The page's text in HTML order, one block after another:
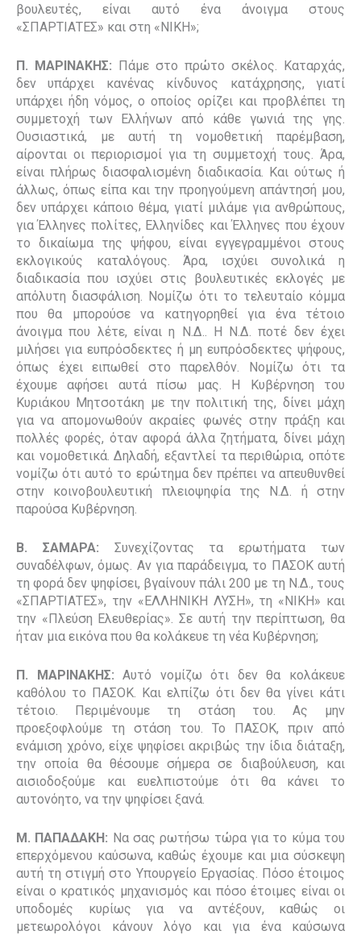
βουλευτές, είναι αυτό ένα άνοιγμα στους
«ΣΠΑΡΤΙΑΤΕΣ» και στη «ΝΙΚΗ»;
Π. ΜΑΡΙΝΑΚΗΣ: Πάμε στο πρώτο σκέλος. Καταρχάς,
δεν υπάρχει κανένας κίνδυνος κατάχρησης, γιατί
υπάρχει ήδη νόμος, ο οποίος ορίζει και προβλέπει τη
συμμετοχή των Ελλήνων από κάθε γωνιά της γης.
Ουσιαστικά, με αυτή τη νομοθετική παρέμβαση,
αίρονται οι περιορισμοί για τη συμμετοχή τους. Άρα,
είναι πλήρως διασφαλισμένη διαδικασία. Και ούτως ή
άλλως, όπως είπα και την προηγούμενη απάντησή μου,
δεν υπάρχει κάποιο θέμα, γιατί μιλάμε για ανθρώπους,
για Έλληνες πολίτες, Ελληνίδες και Έλληνες που έχουν
το δικαίωμα της ψήφου, είναι εγγεγραμμένοι στους
εκλογικούς καταλόγους. Άρα, ισχύει συνολικά η
διαδικασία που ισχύει στις βουλευτικές εκλογές με
απόλυτη διασφάλιση. Νομίζω ότι το τελευταίο κόμμα
που θα μπορούσε να κατηγορηθεί για ένα τέτοιο
άνοιγμα που λέτε, είναι η Ν.Δ.. Η Ν.Δ. ποτέ δεν έχει
μιλήσει για ευπρόσδεκτες ή μη ευπρόσδεκτες ψήφους,
όπως έχει ειπωθεί στο παρελθόν. Νομίζω ότι τα
έχουμε αφήσει αυτά πίσω μας. Η Κυβέρνηση του
Κυριάκου Μητσοτάκη με την πολιτική της, δίνει μάχη
για να απομονωθούν ακραίες φωνές στην πράξη και
πολλές φορές, όταν αφορά άλλα ζητήματα, δίνει μάχη
και νομοθετικά. Δηλαδή, εξαντλεί τα περιθώρια, οπότε
νομίζω ότι αυτό το ερώτημα δεν πρέπει να απευθυνθεί
στην κοινοβουλευτική πλειοψηφία της Ν.Δ. ή στην
παρούσα Κυβέρνηση.
Β. ΣΑΜΑΡΑ: Συνεχίζοντας τα ερωτήματα των
συναδέλφων, όμως. Αν για παράδειγμα, το ΠΑΣΟΚ αυτή
τη φορά δεν ψηφίσει, βγαίνουν πάλι 200 με τη Ν.Δ., τους
«ΣΠΑΡΤΙΑΤΕΣ», την «ΕΛΛΗΝΙΚΗ ΛΥΣΗ», τη «ΝΙΚΗ» και
την «Πλεύση Ελευθερίας». Σε αυτή την περίπτωση, θα
ήταν μια εικόνα που θα κολάκευε τη νέα Κυβέρνηση;
Π. ΜΑΡΙΝΑΚΗΣ:Αυτό νομίζω ότι δεν θα κολάκευε
καθόλου το ΠΑΣΟΚ. Και ελπίζω ότι δεν θα γίνει κάτι
τέτοιο. Περιμένουμε τη στάση του. Ας μην
προεξοφλούμε τη στάση του. Το ΠΑΣΟΚ, πριν από
ενάμιση χρόνο, είχε ψηφίσει ακριβώς την ίδια διάταξη,
την οποία θα θέσουμε σήμερα σε διαβούλευση, και
αισιοδοξούμε και ευελπιστούμε ότι θα κάνει το
αυτονόητο, να την ψηφίσει ξανά.
Μ. ΠΑΠΑΔΑΚΗ: Να σας ρωτήσω τώρα για το κύμα του
επερχόμενου καύσωνα, καθώς έχουμε και μια σύσκεψη
αυτή τη στιγμή στο Υπουργείο Εργασίας. Πόσο έτοιμος
είναι ο κρατικός μηχανισμός και πόσο έτοιμες είναι οι
υποδομές κυρίως για να αντέξουν, καθώς οι
μετεωρολόγοι κάνουν λόγο και για ένα καύσωνα